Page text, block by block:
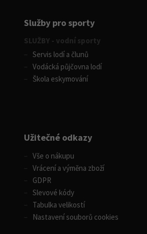
Služby pro sporty
SLUŽBY - vodní sporty
Servis lodí a člunů
Vodácká půjčovna lodí
Škola eskymování
Užitečné odkazy
Vše o nákupu
Vrácení a výměna zboží
GDPR
Slevové kódy
Tabulka velikostí
Nastavení souborů cookies